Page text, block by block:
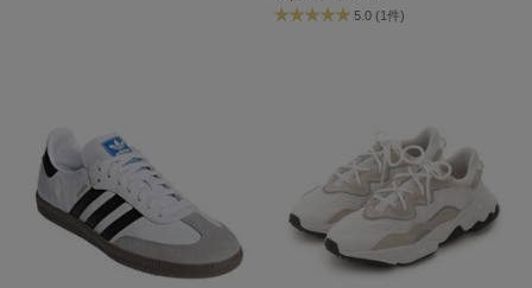
パトリック
Philly chocolate
フィリーチョコレート
5.0 (1件)